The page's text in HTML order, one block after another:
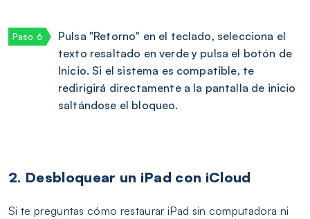
Pulsa "Retorno" en el teclado, selecciona el
texto resaltado en verde y pulsa el botón de
Inicio. Si el sistema es compatible, te
redirigirá directamente a la pantalla de inicio
saltándose el bloqueo.
2. Desbloquear un iPad con iCloud
Si te preguntas cómo restaurar iPad sin computadora ni